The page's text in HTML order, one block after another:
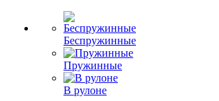
Беспружинные
Пружинные
В рулоне